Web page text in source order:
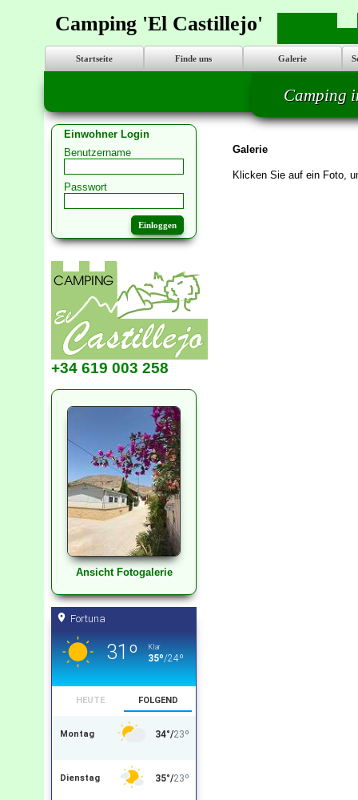
Camping 'El Castillejo'
Startseite Finde uns Galerie
Camping
Einwohner Login
Benutzername
Passwort
+34 619 003 258
Ansicht Fotogalerie
Galerie
Klicken Sie auf ein Foto,